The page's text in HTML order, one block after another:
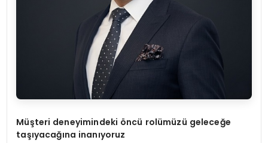
Müşteri deneyimindeki öncü rolümüzü geleceğe
taşıyacağına inanıyoruz